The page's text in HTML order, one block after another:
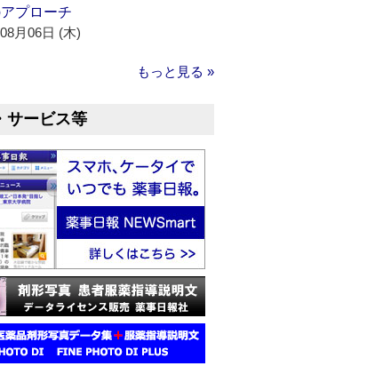
プローチ
月06日 (木)
もっと見る »
サービス等